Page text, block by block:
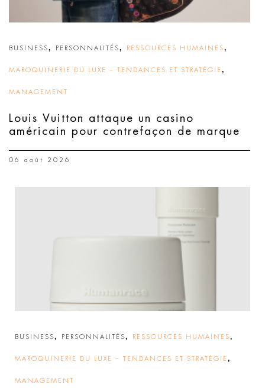
BUSINESS, PERSONNALITÉS, RESSOURCES HUMAINES,
MAROQUINERIE DU LUXE – TENDANCES ET STRATÉGIE ,
MANAGEMENT
Louis Vuitton attaque un casino
américain pour contrefaçon de marque
06 août 2026
BUSINESS, PERSONNALITÉS, RESSOURCES HUMAINES,
MAROQUINERIE DU LUXE – TENDANCES ET STRATÉGIE ,
MANAGEMENT